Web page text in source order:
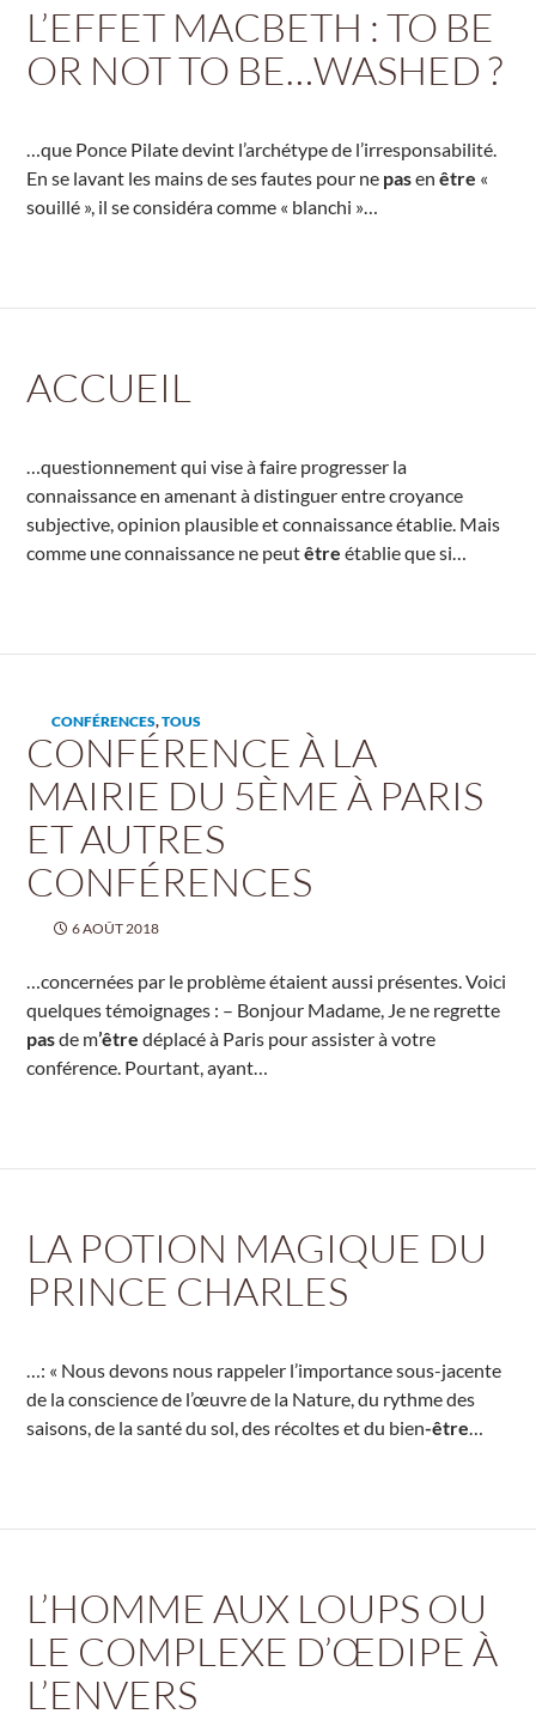
L’EFFET MACBETH : TO BE
OR NOT TO BE…WASHED ?
…que Ponce Pilate devint l’archétype de l’irresponsabilité.
En se lavant les mains de ses fautes pour ne pasenêtre «
souillé », il se considéra comme « blanchi »…
ACCUEIL
…questionnement qui vise à faire progresser la
connaissance en amenant à distinguer entre croyance
subjective, opinion plausible et connaissance établie. Mais
comme une connaissance ne peutêtre établie que si…
CONFÉRENCES,TOUS
CONFÉRENCE À LA
MAIRIE DU 5ÈME À PARIS
ET AUTRES
CONFÉRENCES
6 AOÛT 2018
…concernées par le problème étaient aussi présentes. Voici
quelques témoignages : – Bonjour Madame, Je ne regrette
pasde m’être déplacé à Paris pour assister à votre
conférence. Pourtant, ayant…
LA POTION MAGIQUE DU
PRINCE CHARLES
…: « Nous devons nous rappeler l’importance sous-jacente
de la conscience de l’œuvre de la Nature, du rythme des
saisons, de la santé du sol, des récoltes et du bien-être…
L’HOMME AUX LOUPS OU
LE COMPLEXE D’ŒDIPE À
L’ENVERS